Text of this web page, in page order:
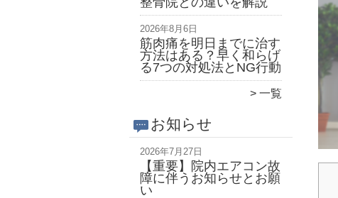
2026年8月6日
筋肉痛を明日までに治す
方法はある？早く和らげ
る7つの対処法とNG行動
一覧
お知らせ
2026年7月27日
【重要】院内エアコン故
障に伴うお知らせとお願
い